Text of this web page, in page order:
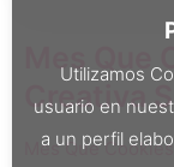
Mes Que
Creativa
Mes Que
Utilizamos
usuario en
a un perfil